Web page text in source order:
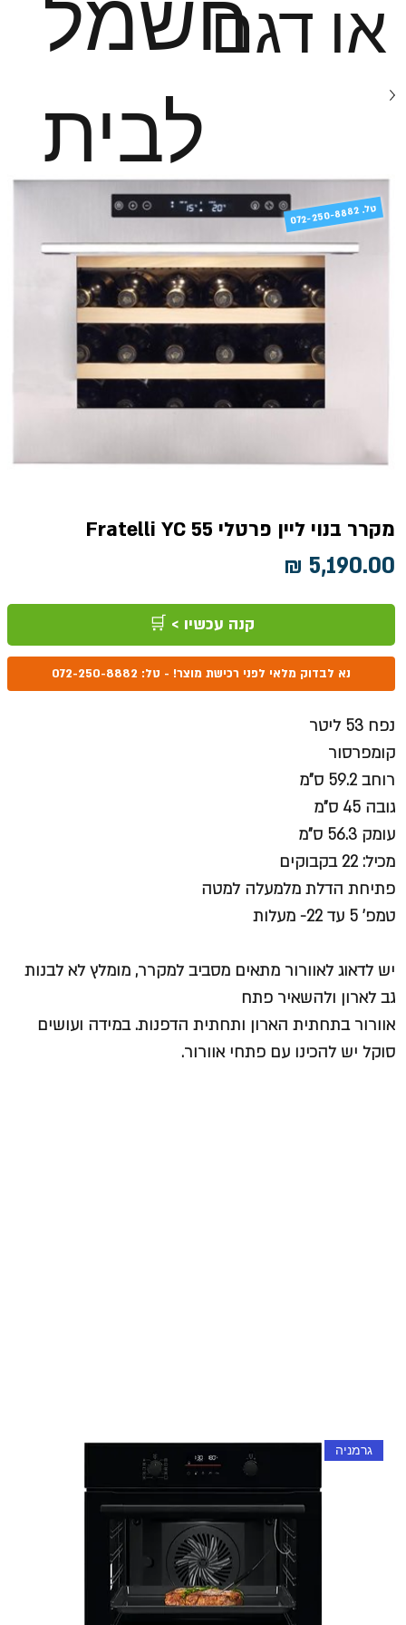
או דגם
לבית
מקרר בנוי ליין פרטלי Fratelli YC 55
קנה עכשיו > 🛒
נא לבדוק מלאי לפני רכישת מוצר! - טל: 072-250-8882
נפח 53 ליטר
קומפרסור
רוחב 59.2 ס"מ
גובה 45 ס"מ
עומק 56.3 ס"מ
מכיל: 22 בקבוקים
פתיחת הדלת מלמעלה למטה
טמפ' 5 עד 22- מעלות
יש לדאוג לאוורור מתאים מסביב למקרר, מומלץ לא לבנות
גב לארון ולהשאיר פתח
אוורור בתחתית הארון ותחתית הדפנות. במידה ועושים
סוקל יש להכינו עם פתחי אוורור.
גרמניה
072-250-8882 .טל